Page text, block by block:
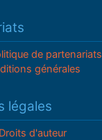
de partenariats
générales
légales
d'auteur